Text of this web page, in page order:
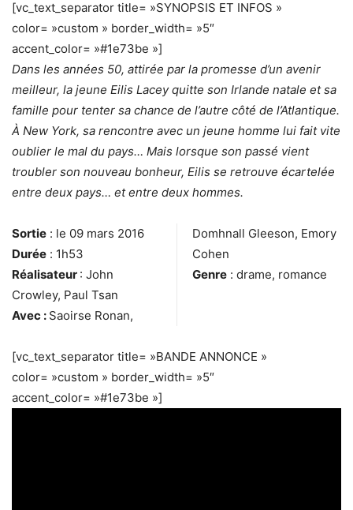
[vc_text_separator title= »SYNOPSIS ET INFOS »
color= »custom » border_width= »5″
accent_color= »#1e73be »]
Dans les années 50, attirée par la promesse d’un avenir
meilleur, la jeune Eilis Lacey quitte son Irlande natale et sa
famille pour tenter sa chance de l’autre côté de l’Atlantique.
À New York, sa rencontre avec un jeune homme lui fait vite
oublier le mal du pays… Mais lorsque son passé vient
troubler son nouveau bonheur, Eilis se retrouve écartelée
entre deux pays… et entre deux hommes.
Sortie : le 09 mars 2016
Durée : 1h53
Réalisateur : John
Crowley, Paul Tsan
Avec : Saoirse Ronan,
Domhnall Gleeson, Emory
Cohen
Genre : drame, romance
[vc_text_separator title= »BANDE ANNONCE »
color= »custom » border_width= »5″
accent_color= »#1e73be »]